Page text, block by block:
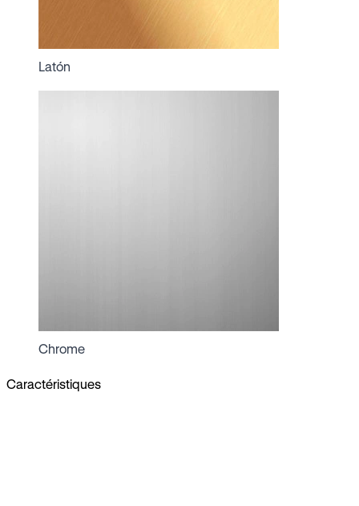
Latón
Chrome
Caractéristiques